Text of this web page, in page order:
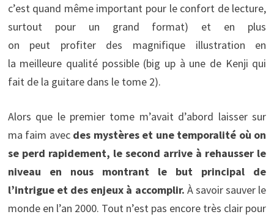
c’est quand même important pour le confort de lecture,
surtout pour un grand format) et en plus
on peut profiter des magnifique illustration en
la meilleure qualité possible (big up à une de Kenji qui
fait de la guitare dans le tome 2).
Alors que le premier tome m’avait d’abord laisser sur
ma faim avec des mystères et une temporalité où on
se perd rapidement, le second arrive à rehausser le
niveau en nous montrant le but principal de
l’intrigue et des enjeux à accomplir. À savoir sauver le
monde en l’an 2000. Tout n’est pas encore très clair pour